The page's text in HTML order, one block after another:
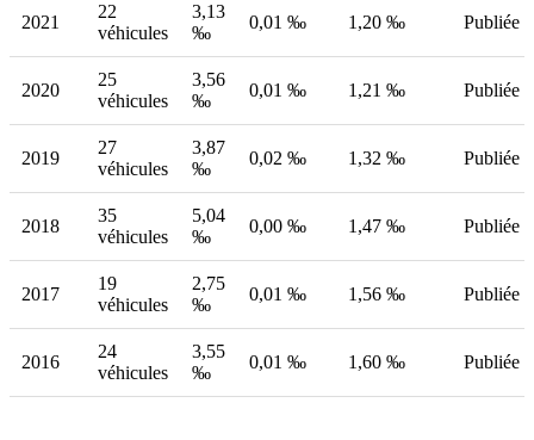
2021
22
véhicules
3,13
‰
0,01 ‰ 1,20 ‰ Publiée
2020
25
véhicules
3,56
‰
0,01 ‰ 1,21 ‰ Publiée
2019
27
véhicules
3,87
‰
0,02 ‰ 1,32 ‰ Publiée
2018
35
véhicules
5,04
‰
0,00 ‰ 1,47 ‰ Publiée
2017
19
véhicules
2,75
‰
0,01 ‰ 1,56 ‰ Publiée
2016
24
véhicules
3,55
‰
0,01 ‰ 1,60 ‰ Publiée